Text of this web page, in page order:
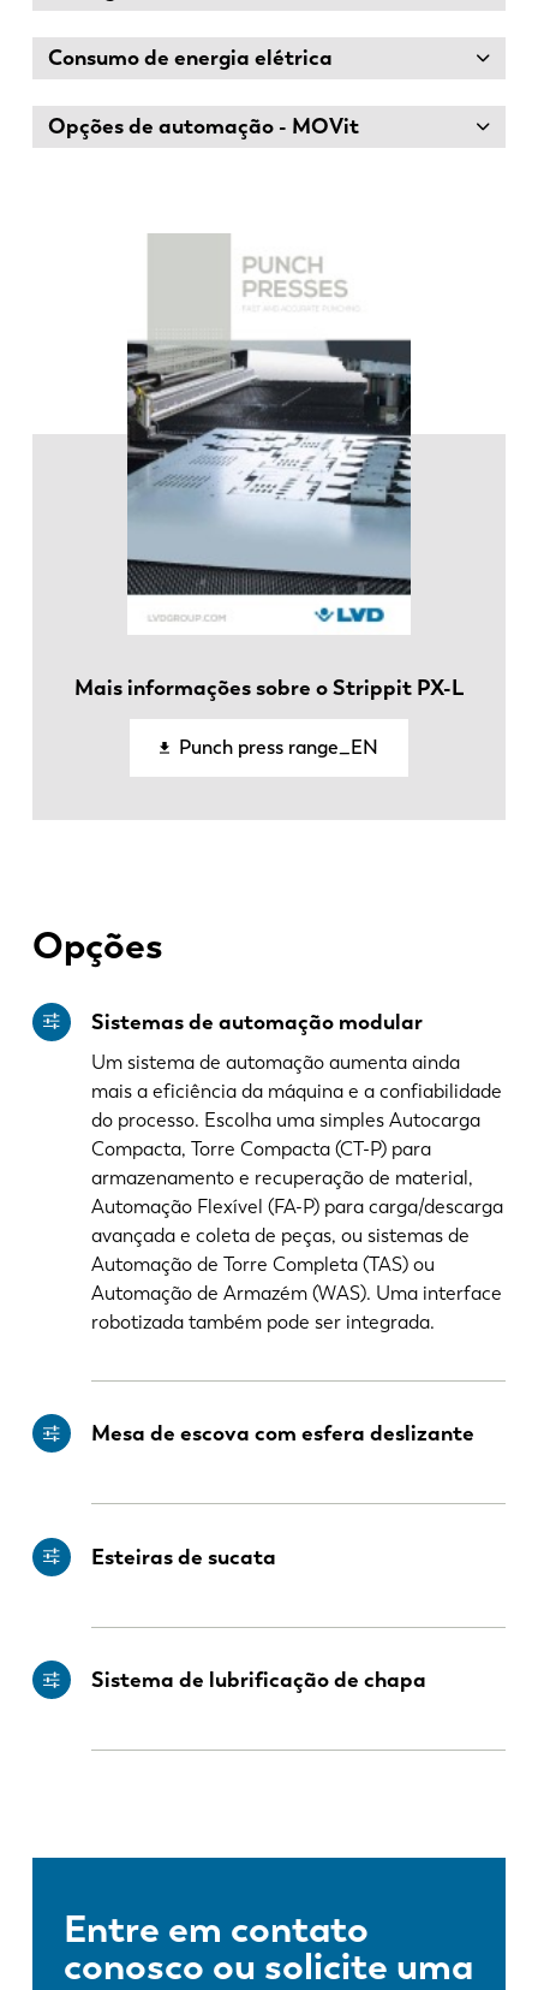
Consumo de energia elétrica
Opções de automação - MOVit
Mais informações sobre o Strippit PX-L
Punch press range_EN
Opções
Sistemas de automação modular
Um sistema de automação aumenta ainda
mais a eficiência da máquina e a confiabilidade
do processo. Escolha uma simples Autocarga
Compacta, Torre Compacta (CT-P) para
armazenamento e recuperação de material,
Automação Flexível (FA-P) para carga/descarga
avançada e coleta de peças, ou sistemas de
Automação de Torre Completa (TAS) ou
Automação de Armazém (WAS). Uma interface
robotizada também pode ser integrada.
Mesa de escova com esfera deslizante
Esteiras de sucata
Sistema de lubrificação de chapa
Entre em contato
conosco ou solicite uma
NL
EN-US
IT
PT-PT
SK
KO CN